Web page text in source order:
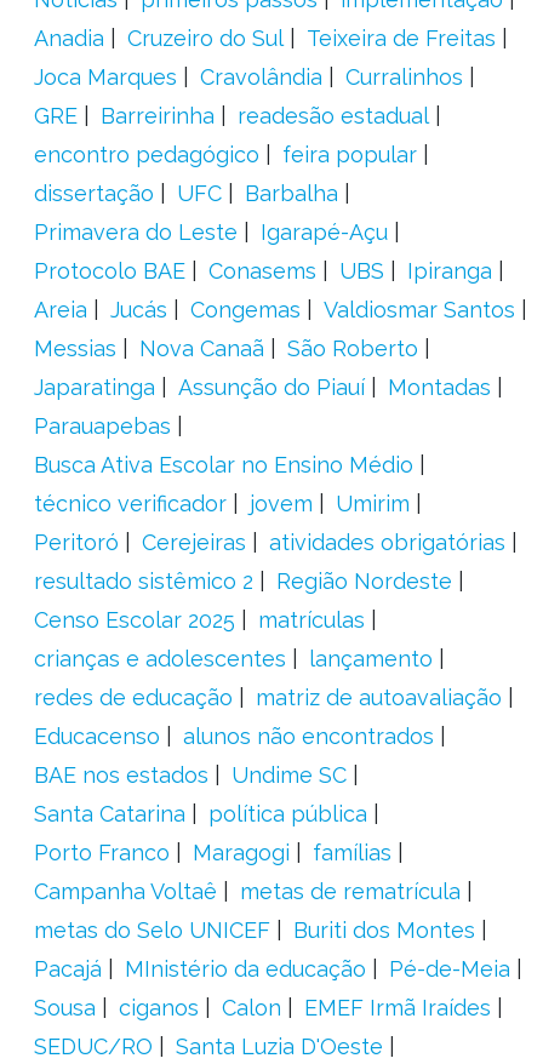
Anadia
Cruzeiro do Sul
Teixeira de Freitas
Joca Marques
Cravolândia
Curralinhos
GRE
Barreirinha
readesão estadual
encontro pedagógico
feira popular
dissertação
UFC
Barbalha
Primavera do Leste
Igarapé-Açu
Protocolo BAE
Conasems UBS
Ipiranga
Areia
Jucás Congemas
Valdiosmar Santos
Messias
Nova Canaã
São Roberto
Japaratinga
Assunção do Piauí
Montadas
Parauapebas
Busca Ativa Escolar no Ensino Médio
técnico verificador
jovem
Umirim
Peritoró
Cerejeiras
atividades obrigatórias
resultado sistêmico 2
Região Nordeste
Censo Escolar 2025
matrículas
crianças e adolescentes
lançamento
redes de educação
matriz de autoavaliação
Educacenso
alunos não encontrados
BAE nos estados
Undime SC
Santa Catarina
política pública
Porto Franco
Maragogi
famílias
Campanha Voltaê
metas de rematrícula
metas do Selo UNICEF
Buriti dos Montes
Pacajá
MInistério da educação
Pé-de-Meia
Sousa
ciganos Calon
EMEF Irmã Iraídes
SEDUC/RO
Santa Luzia D'Oeste